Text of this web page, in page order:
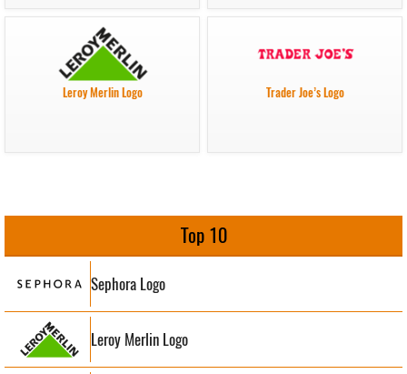
Leroy Merlin Logo Trader Joe’s Logo
Top 10
Sephora Logo
Leroy Merlin Logo